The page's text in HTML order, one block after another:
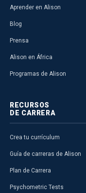
Aprender en Alison
Blog
Prensa
Alison en África
Programas de Alison
RECURSOS
DE CARRERA
Crea tu currículum
Guía de carreras de Alison
Plan de Carrera
Psychometric Tests